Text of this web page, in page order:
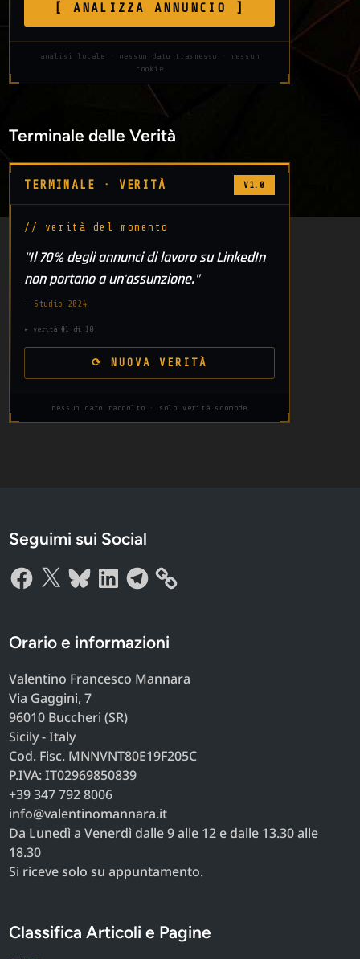
[ ANALIZZA ANNUNCIO ]
analisi locale · nessun dato trasmesso · nessun
cookie
Terminale delle Verità
TERMINALE · VERITÀ V1.0
// verità del momento
"Il 70% degli annunci di lavoro su LinkedIn
non portano a un'assunzione."
— Studio 2024
▸ verità #1 di 10
⟳ NUOVA VERITÀ
nessun dato raccolto · solo verità scomode
Seguimi sui Social
Facebook
X BlueskyLinkedInTelegram
Orario e informazioni
Valentino Francesco Mannara
Via Gaggini, 7
96010 Buccheri (SR)
Sicily - Italy
Cod. Fisc. MNNVNT80E19F205C
P.IVA: IT02969850839
+39 347 792 8006
info@valentinomannara.it
Da Lunedì a Venerdì dalle 9 alle 12 e dalle 13.30 alle
18.30
Si riceve solo su appuntamento.
Classifica Articoli e Pagine